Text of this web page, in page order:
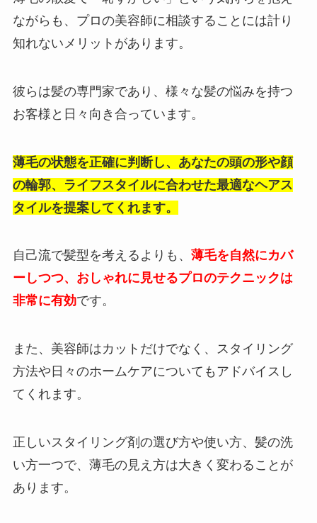
ながらも、プロの美容師に相談することには計り
知れないメリットがあります。
彼らは髪の専門家であり、様々な髪の悩みを持つ
お客様と日々向き合っています。
薄毛の状態を正確に判断し、あなたの頭の形や顔
の輪郭、ライフスタイルに合わせた最適なヘアス
タイルを提案してくれます。
自己流で髪型を考えるよりも、 薄毛を自然にカバ
ーしつつ、おしゃれに見せるプロのテクニックは
非常に有効です。
また、美容師はカットだけでなく、スタイリング
方法や日々のホームケアについてもアドバイスし
てくれます。
正しいスタイリング剤の選び方や使い方、髪の洗
い方一つで、薄毛の見え方は大きく変わることが
あります。